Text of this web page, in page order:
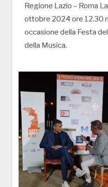
Regione Lazio – Roma
ottobre 2024 ore 12.30
occasione della Festa
della Musica.